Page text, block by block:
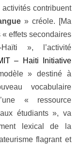
activités contribuent
» créole. [Ma
« effets secondaires
», l’activité
– Haiti Initiative
» destiné à
vocabulaire
« ressource
étudiants », va
lexical de la
flagrant et